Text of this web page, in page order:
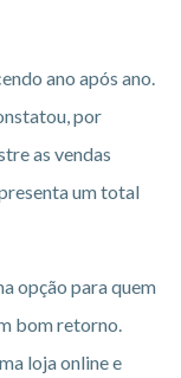
ano após ano.
por
as vendas
um total
opção para quem
bom retorno.
loja online e